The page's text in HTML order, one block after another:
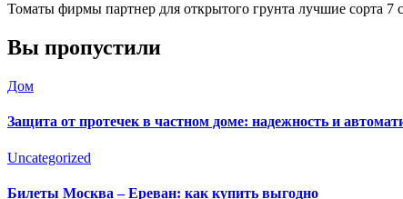
Томаты фирмы партнер для открытого грунта лучшие
Вы пропустили
Дом
Защита от протечек в частном доме: надежность и
Uncategorized
Билеты Москва – Ереван: как купить выгодно